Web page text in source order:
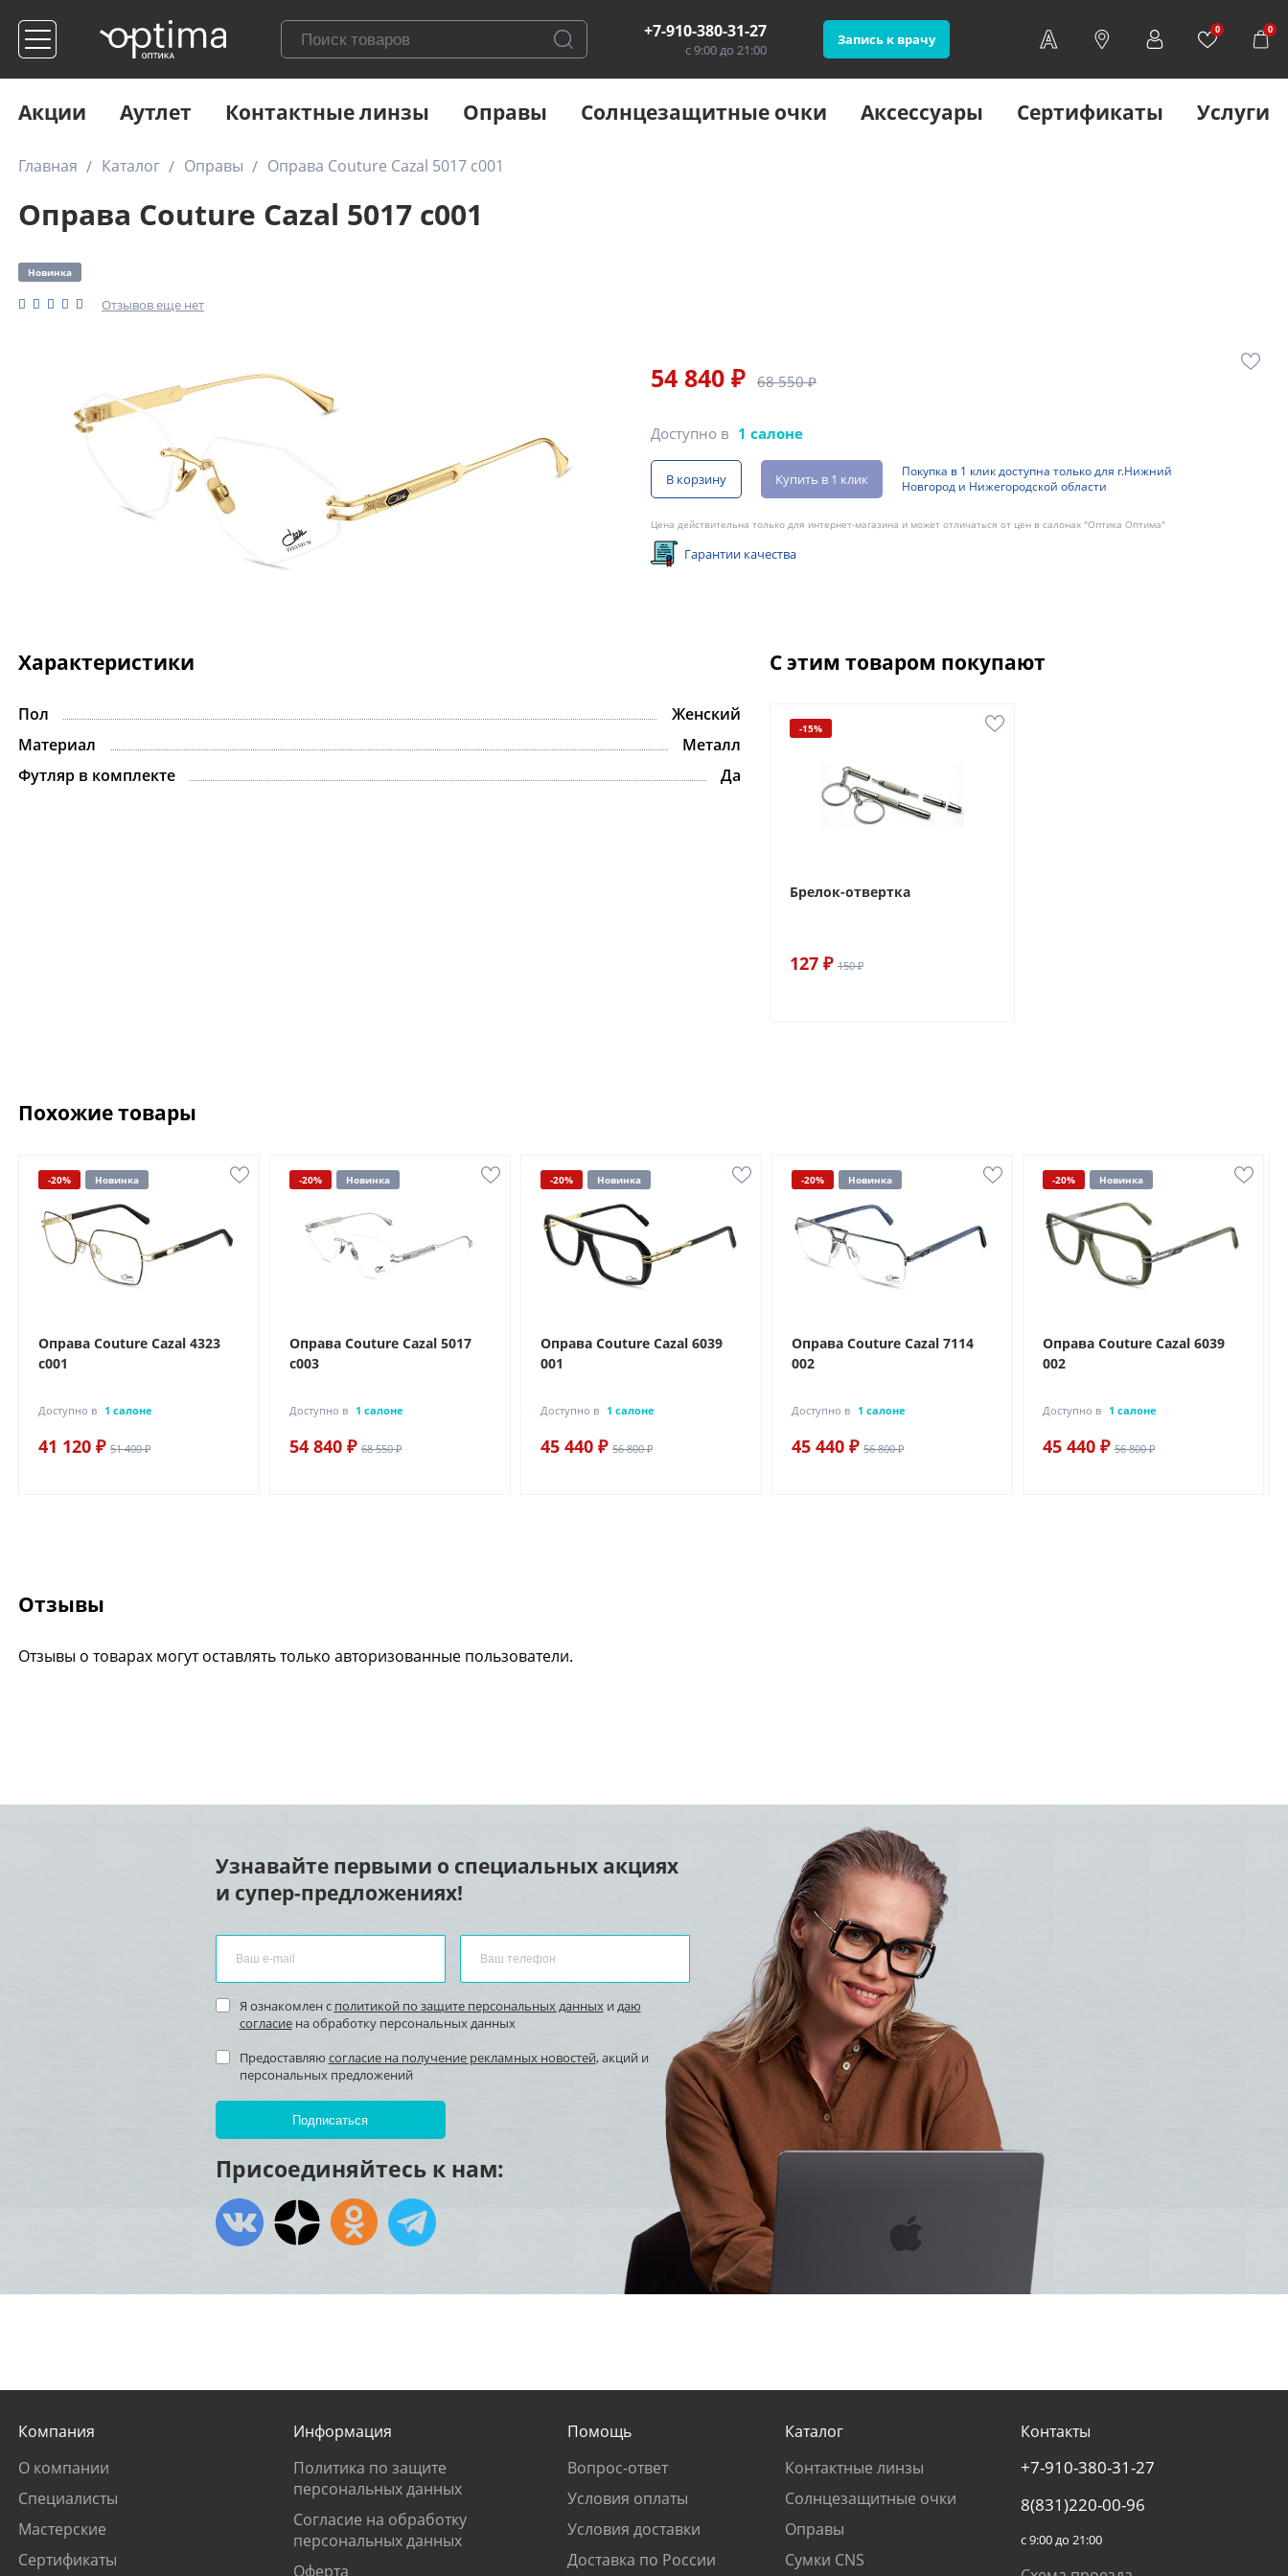
+7-910-380-31-27
с 9:00 до 21:00
Запись к врачу
0 0
Акции Аутлет Контактные линзы Оправы Солнцезащитные очки Аксессуары Сертификаты Услуги
Главная Каталог Оправы Оправа Couture Cazal 5017 c001
Оправа Couture Cazal 5017 c001
Новинка
Отзывов еще нет
54 840 ₽ 68 550 ₽
Доступно в 1 салоне
В корзину Купить в 1 клик
Покупка в 1 клик доступна только для г.Нижний
Новгород и Нижегородской области
Цена действительна только для интернет-магазина и может отличаться от цен в салонах "Оптика Оптима"
Гарантии качества
Характеристики
Пол
Женский
Материал
Металл
Футляр в комплекте
Да
С этим товаром покупают
-15%
Брелок-отвертка
127 ₽ 150 ₽
Похожие товары
-20% Новинка
Оправа Couture Cazal 4323
c001
Доступно в 1 салоне
41 120 ₽ 51 400 ₽
-20% Новинка
Оправа Couture Cazal 5017
c003
Доступно в 1 салоне
54 840 ₽ 68 550 ₽
-20% Новинка
Оправа Couture Cazal 6039
001
Доступно в 1 салоне
45 440 ₽ 56 800 ₽
-20% Новинка
Оправа Couture Cazal 7114
002
Доступно в 1 салоне
45 440 ₽ 56 800 ₽
-20% Новинка
Оправа Couture Cazal 6039
002
Доступно в 1 салоне
45 440 ₽ 56 800 ₽
Отзывы
Отзывы о товарах могут оставлять только авторизованные пользователи.
Узнавайте первыми о специальных акциях
и супер-предложениях!
Я ознакомлен с политикой по защите персональных данных и даю
согласиена обработку персональных данных
Предоставляю согласие на получение рекламных новостей, акций и
персональных предложений
Присоединяйтесь к нам:
Компания
О компании
Специалисты
Мастерские
Сертификаты
Информация
Политика по защите
персональных данных
Согласие на обработку
персональных данных
Оферта
Помощь
Вопрос-ответ
Условия оплаты
Условия доставки
Доставка по России
Каталог
Контактные линзы
Солнцезащитные очки
Оправы
Сумки CNS
Контакты
+7-910-380-31-27
8(831)220-00-96
с 9:00 до 21:00